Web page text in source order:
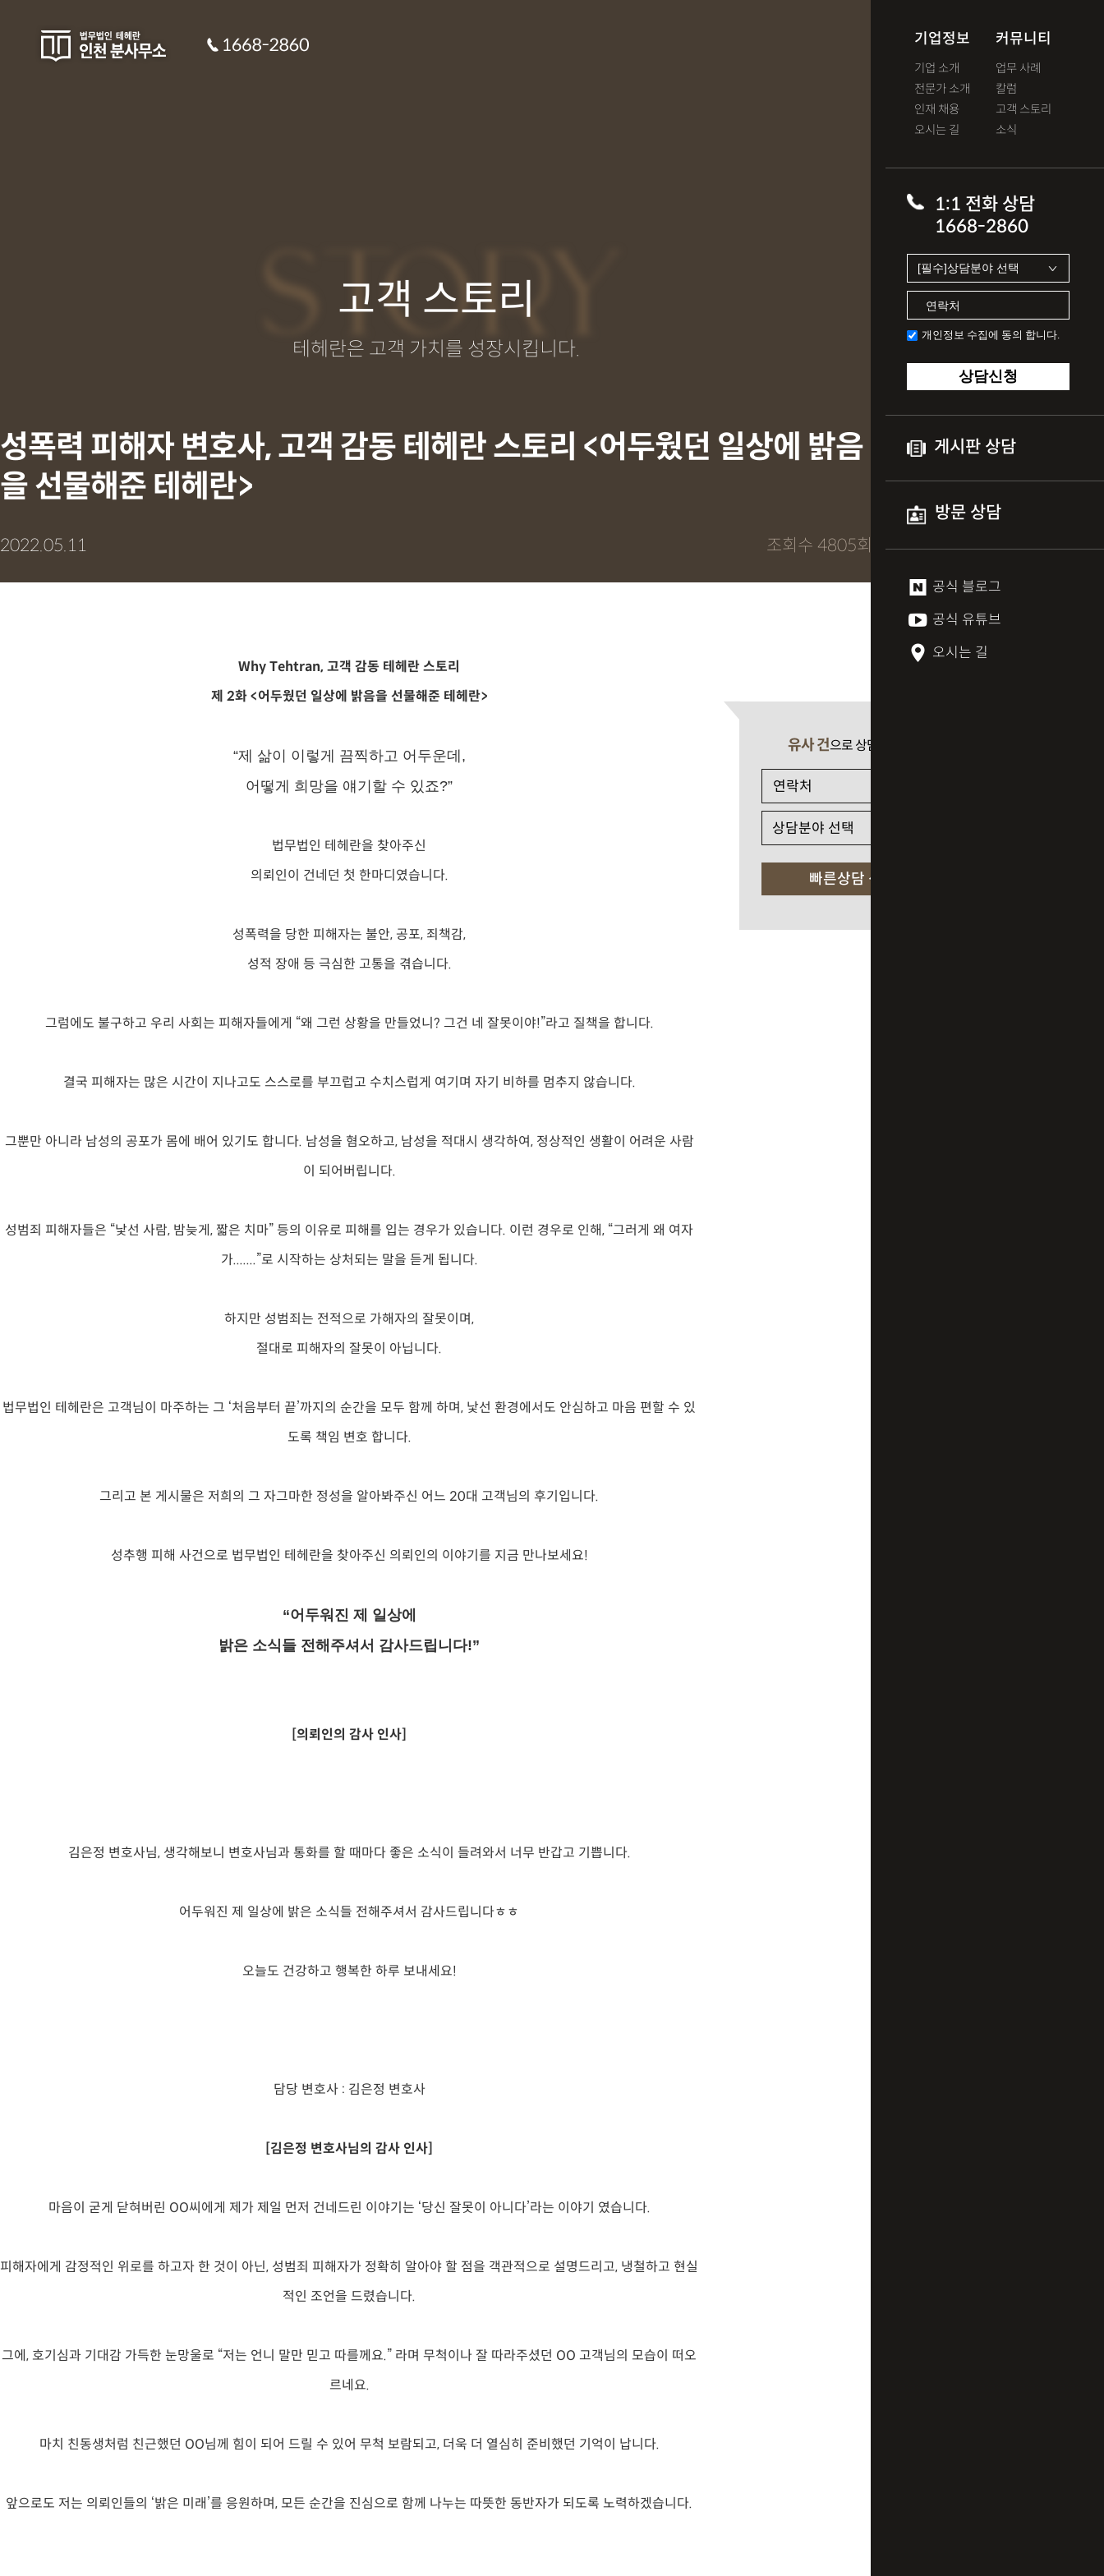
기업정보
기업 소개
전문가 소개
인재 채용
오시는 길
커뮤니티
업무 사례
칼럼
고객 스토리
소식
1:1 전화 상담
1668-2860
개인정보 수집에 동의 합니다.
상담신청
게시판 상담
방문 상담
공식 블로그
공식 유튜브
오시는 길
STORY
고객 스토리
테헤란은 고객 가치를 성장시킵니다.
성폭력 피해자 변호사, 고객 감동 테헤란 스토리 <어두웠던 일상에 밝음
을 선물해준 테헤란>
2022.05.11 조회수 4805회
Why Tehtran,고객 감동 테헤란 스토리
제 2화 <어두웠던 일상에 밝음을 선물해준 테헤란>
“제 삶이 이렇게 끔찍하고 어두운데,
어떻게 희망을 얘기할 수 있죠?”
법무법인 테헤란을 찾아주신
의뢰인이 건네던 첫 한마디였습니다.
성폭력을 당한 피해자는 불안, 공포, 죄책감,
성적 장애 등 극심한 고통을 겪습니다.
그럼에도 불구하고 우리 사회는 피해자들에게 “왜 그런 상황을 만들었니? 그건 네 잘못이야!”라고 질책을 합니다.
결국 피해자는 많은 시간이 지나고도 스스로를 부끄럽고 수치스럽게 여기며 자기 비하를 멈추지 않습니다.
그뿐만 아니라 남성의 공포가 몸에 배어 있기도 합니다. 남성을 혐오하고, 남성을 적대시 생각하여, 정상적인 생활이 어려운 사람
이 되어버립니다.
성범죄 피해자들은 “낯선 사람, 밤늦게, 짧은 치마” 등의 이유로 피해를 입는 경우가 있습니다. 이런 경우로 인해, “그러게 왜 여자
가.......”로 시작하는 상처되는 말을 듣게 됩니다.
하지만 성범죄는 전적으로 가해자의 잘못이며,
절대로 피해자의 잘못이 아닙니다.
법무법인 테헤란은 고객님이 마주하는 그 ‘처음부터 끝’까지의 순간을 모두 함께 하며, 낯선 환경에서도 안심하고 마음 편할 수 있
도록 책임 변호 합니다.
그리고 본 게시물은 저희의 그 자그마한 정성을 알아봐주신 어느 20대 고객님의 후기입니다.
성추행 피해 사건으로 법무법인 테헤란을 찾아주신 의뢰인의 이야기를 지금 만나보세요!
“어두워진 제 일상에
밝은 소식들 전해주셔서 감사드립니다!”
[의뢰인의 감사 인사]
김은정 변호사님, 생각해보니 변호사님과 통화를 할 때마다 좋은 소식이 들려와서 너무 반갑고 기쁩니다.
어두워진 제 일상에 밝은 소식들 전해주셔서 감사드립니다ㅎㅎ
오늘도 건강하고 행복한 하루 보내세요!
담당 변호사 : 김은정 변호사
[김은정 변호사님의 감사 인사]
마음이 굳게 닫혀버린 OO씨에게 제가 제일 먼저 건네드린 이야기는 ‘당신 잘못이 아니다’라는 이야기 였습니다.
피해자에게 감정적인 위로를 하고자 한 것이 아닌, 성범죄 피해자가 정확히 알아야 할 점을 객관적으로 설명드리고, 냉철하고 현실
적인 조언을 드렸습니다.
그에, 호기심과 기대감 가득한 눈망울로 “저는 언니 말만 믿고 따를께요.” 라며 무척이나 잘 따라주셨던 OO 고객님의 모습이 떠오
르네요.
마치 친동생처럼 친근했던 OO님께 힘이 되어 드릴 수 있어 무척 보람되고, 더욱 더 열심히 준비했던 기억이 납니다.
앞으로도 저는 의뢰인들의 ‘밝은 미래’를 응원하며, 모든 순간을 진심으로 함께 나누는 따뜻한 동반자가 되도록 노력하겠습니다.
유사 건으로 상담 필요 시